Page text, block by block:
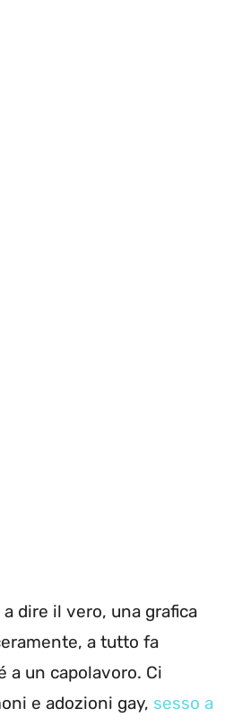
dire il vero, una grafica
a tutto fa
a un capolavoro. Ci
e adozioni gay, sesso a